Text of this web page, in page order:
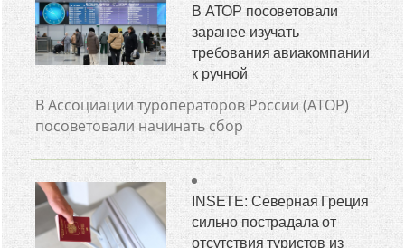
В АТОР посоветовали
заранее изучать
требования авиакомпании
к ручной
В Ассоциации туроператоров России (АТОР)
посоветовали начинать сбор
INSETE: Северная Греция
сильно пострадала от
отсутствия туристов из